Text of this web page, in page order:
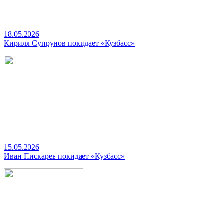
18.05.2026
Кирилл Супрунов покидает «Кузбасс»
15.05.2026
Иван Пискарев покидает «Кузбасс»